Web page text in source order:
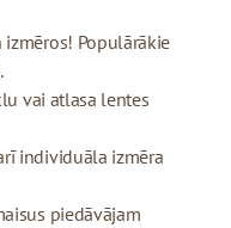
izmēros! Populārākie
vai atlasa lentes
individuāla izmēra
piedāvājam